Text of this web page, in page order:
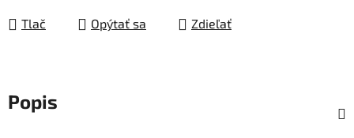
Tlač Opýtať sa Zdieľať
Popis